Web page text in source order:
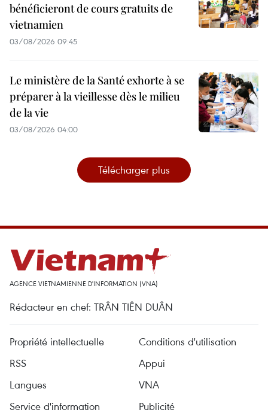
bénéficieront de cours gratuits de
vietnamien
03/08/2026 09:45
Le ministère de la Santé exhorte à se
préparer à la vieillesse dès le milieu
de la vie
03/08/2026 04:00
Télécharger plus
AGENCE VIETNAMIENNE D'INFORMATION (VNA)
Rédacteur en chef: TRÂN TIÊN DUÂN
Propriété intellectuelle
Conditions d'utilisation
RSS
Appui
Langues
VNA
Service d'information
Publicité